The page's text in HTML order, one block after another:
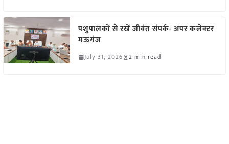
पशुपालकों से रखें जीवंत संपर्क- अपर कलेक्टर
मऊगंज
July 31, 2026 2 min read